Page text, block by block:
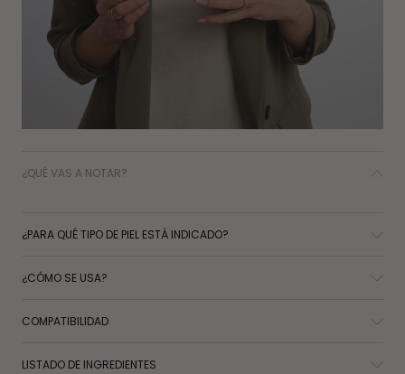
¿QUÉ VAS A NOTAR?
¿PARA QUÉ TIPO DE PIEL ESTÁ INDICADO?
¿CÓMO SE USA?
COMPATIBILIDAD
LISTADO DE INGREDIENTES